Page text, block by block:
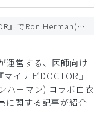
『マイナビDOCTOR』でRon Herman(ロンハーマン) コラボ白衣&スクラブ第3弾発売に関する記事が紹介されました
運営する、医師向け
イナビDOCTOR』
ハーマン) コラボ白衣
に関する記事が紹介